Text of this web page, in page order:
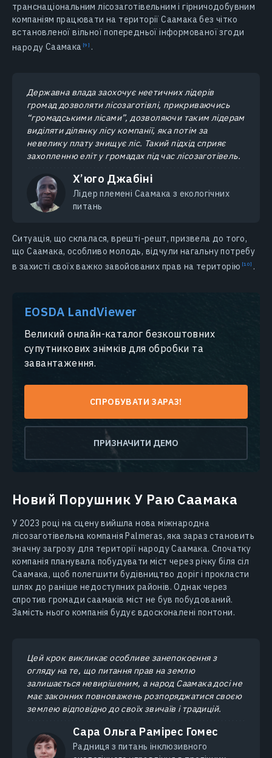
транснаціональним лісозаготівельним і гірничодобувним
компаніям працювати на території Саамака без чітко
встановленої вільної попередньої інформованої згоди
народу Саамака .
Державна влада заохочує неетичних лідерів
громад дозволяти лісозаготівлі, прикриваючись
“громадськими лісами”, дозволяючи таким лідерам
виділяти ділянку лісу компанії, яка потім за
невелику плату знищує ліс. Такий підхід сприяє
захопленню еліт у громадах під час лісозаготівель.
Х’юго Джабіні
Лідер племені Саамака з екологічних
питань
Ситуація, що склалася, врешті-решт, призвела до того,
що Саамака, особливо молодь, відчули нагальну потребу
в захисті своїх важко завойованих прав на територію .
EOSDA LandViewer
Великий онлайн-каталог безкоштовних
супутникових знімків для обробки та
завантаження.
СПРОБУВАТИ ЗАРАЗ!
ПРИЗНАЧИТИ ДЕМО
Новий Порушник У Раю Саамака
У 2023 році на сцену вийшла нова міжнародна
лісозаготівельна компанія Palmeras, яка зараз становить
значну загрозу для території народу Саамака. Спочатку
компанія планувала побудувати міст через річку біля сіл
Саамака, щоб полегшити будівництво доріг і прокласти
шлях до раніше недоступних районів. Однак через
спротив громади саамаків міст не був побудований.
Замість нього компанія будує вдосконалені понтони.
Цей крок викликає особливе занепокоєння з
огляду на те, що питання прав на землю
залишається невирішеним, а народ Саамака досі не
має законних повноважень розпоряджатися своєю
землею відповідно до своїх звичаїв і традицій.
Сара Ольга Рамірес Гомес
Радниця з питань інклюзивного